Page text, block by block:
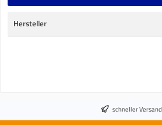
Hersteller
schneller Versand